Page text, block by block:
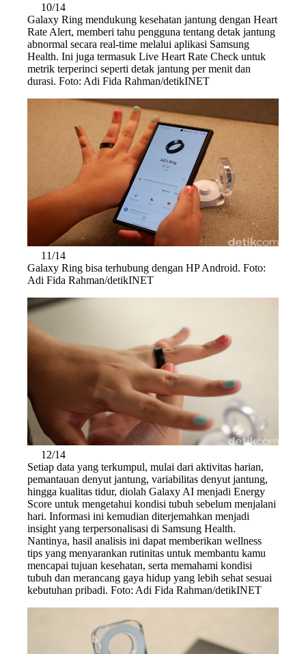
10/14
Galaxy Ring mendukung kesehatan jantung dengan Heart
Rate Alert, memberi tahu pengguna tentang detak jantung
abnormal secara real-time melalui aplikasi Samsung
Health. Ini juga termasuk Live Heart Rate Check untuk
metrik terperinci seperti detak jantung per menit dan
durasi. Foto: Adi Fida Rahman/detikINET
11/14
Galaxy Ring bisa terhubung dengan HP Android. Foto:
Adi Fida Rahman/detikINET
12/14
Setiap data yang terkumpul, mulai dari aktivitas harian,
pemantauan denyut jantung, variabilitas denyut jantung,
hingga kualitas tidur, diolah Galaxy AI menjadi Energy
Score untuk mengetahui kondisi tubuh sebelum menjalani
hari. Informasi ini kemudian diterjemahkan menjadi
insight yang terpersonalisasi di Samsung Health.
Nantinya, hasil analisis ini dapat memberikan wellness
tips yang menyarankan rutinitas untuk membantu kamu
mencapai tujuan kesehatan, serta memahami kondisi
tubuh dan merancang gaya hidup yang lebih sehat sesuai
kebutuhan pribadi. Foto: Adi Fida Rahman/detikINET